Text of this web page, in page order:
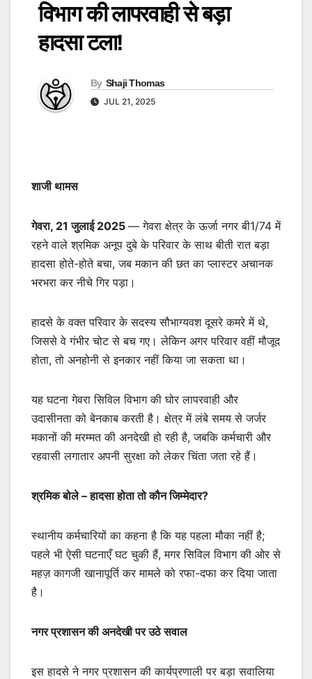
विभाग की लापरवाही से बड़ा
हादसा टला!
By Shaji Thomas
JUL 21, 2025
शाजी थामस
गेवरा, 21 जुलाई 2025 — गेवरा क्षेत्र के ऊर्जा नगर बी1/74 में
रहने वाले श्रमिक अनूप दुबे के परिवार के साथ बीती रात बड़ा
हादसा होते-होते बचा, जब मकान की छत का प्लास्टर अचानक
भरभरा कर नीचे गिर पड़ा।
हादसे के वक्त परिवार के सदस्य सौभाग्यवश दूसरे कमरे में थे,
जिससे वे गंभीर चोट से बच गए। लेकिन अगर परिवार वहीं मौजूद
होता, तो अनहोनी से इनकार नहीं किया जा सकता था।
यह घटना गेवरा सिविल विभाग की घोर लापरवाही और
उदासीनता को बेनकाब करती है। क्षेत्र में लंबे समय से जर्जर
मकानों की मरम्मत की अनदेखी हो रही है, जबकि कर्मचारी और
रहवासी लगातार अपनी सुरक्षा को लेकर चिंता जता रहे हैं।
श्रमिक बोले – हादसा होता तो कौन जिम्मेदार?
स्थानीय कर्मचारियों का कहना है कि यह पहला मौका नहीं है;
पहले भी ऐसी घटनाएँ घट चुकी हैं, मगर सिविल विभाग की ओर से
महज़ कागजी खानापूर्ति कर मामले को रफा-दफा कर दिया जाता
है।
नगर प्रशासन की अनदेखी पर उठे सवाल
इस हादसे ने नगर प्रशासन की कार्यप्रणाली पर बड़ा सवालिया